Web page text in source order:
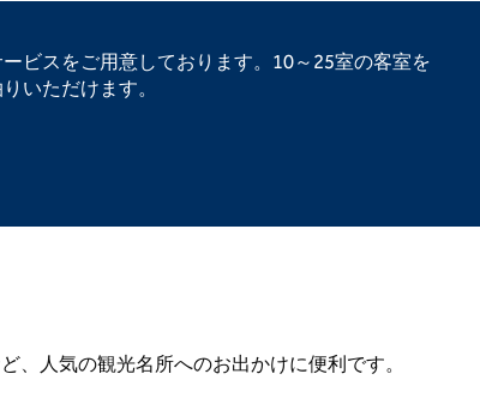
ビスをご用意しております。10～25室の客室を
いただけます。
、人気の観光名所へのお出かけに便利です。